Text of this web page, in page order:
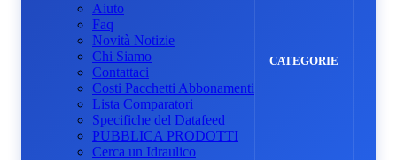
Aiuto
Faq
Novità Notizie
Chi Siamo
Contattaci
Costi Pacchetti Abbonamenti
Lista Comparatori
Specifiche del Datafeed
PUBBLICA PRODOTTI
Cerca un Idraulico
CATEGORIE